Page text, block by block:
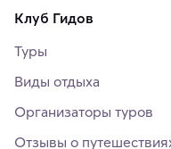
Клуб Гидов
Туры
Виды отдыха
Организаторы туров
Отзывы о